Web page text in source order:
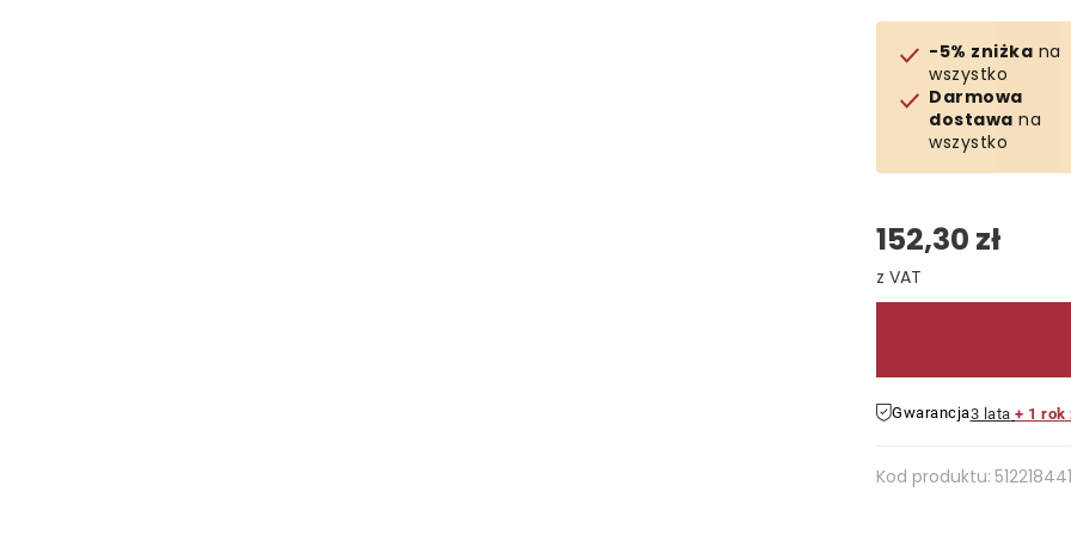
-5% zniżka na
wszystko
Darmowa
dostawa na
wszystko
152,30 zł
Cena jednostkowa:
Gwarancja3 lata + 1 rok
Kod produktu: